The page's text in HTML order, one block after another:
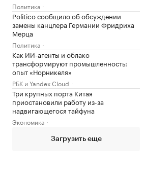
Политика
Politico сообщило об обсуждении
замены канцлера Германии Фридриха
Мерца
Политика
Как ИИ-агенты и облако
трансформируют промышленность:
опыт «Норникеля»
РБК и Yandex Cloud
Три крупных порта Китая
приостановили работу из-за
надвигающегося тайфуна
Экономика
Загрузить еще